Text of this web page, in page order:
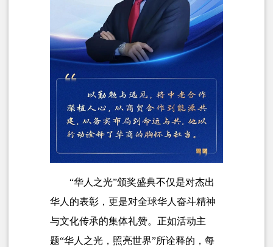
“华人之光”颁奖盛典不仅是对杰出
华人的表彰，更是对全球华人奋斗精神
与文化传承的集体礼赞。正如活动主
题“华人之光，照亮世界”所诠释的，每